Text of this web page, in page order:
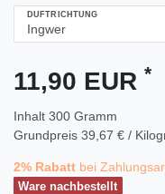
DUFTRICHTUNG
11,90 EUR *
Inhalt 300 Gramm
Grundpreis 39,67 € /
2% Rabatt bei
Ware nachbestellt